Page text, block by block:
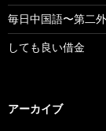
毎日中国語〜第二
しても良い借金
アーカイブ